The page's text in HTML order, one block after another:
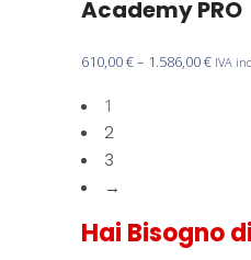
Academy PRO
610,00€– 1.586,00€ IVA
1
2
3
→
Hai Bisogno